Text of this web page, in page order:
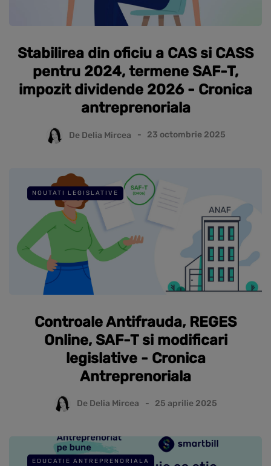
Stabilirea din oficiu a CAS si CASS
pentru 2024, termene SAF-T,
impozit dividende 2026 - Cronica
antreprenoriala
De Delia Mircea 23 octombrie 2025
NOUTATI LEGISLATIVE
Controale Antifrauda, REGES
Online, SAF-T si modificari
legislative - Cronica
Antreprenoriala
De Delia Mircea 25 aprilie 2025
EDUCATIE ANTREPRENORIALA